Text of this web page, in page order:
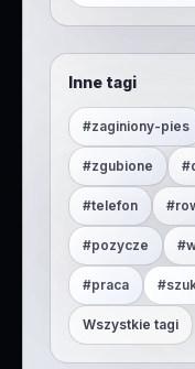
Inne tagi
#zaginiony-pies
#zgubione #
#telefon #
#pozycze #
#praca #
Wszystkie tagi